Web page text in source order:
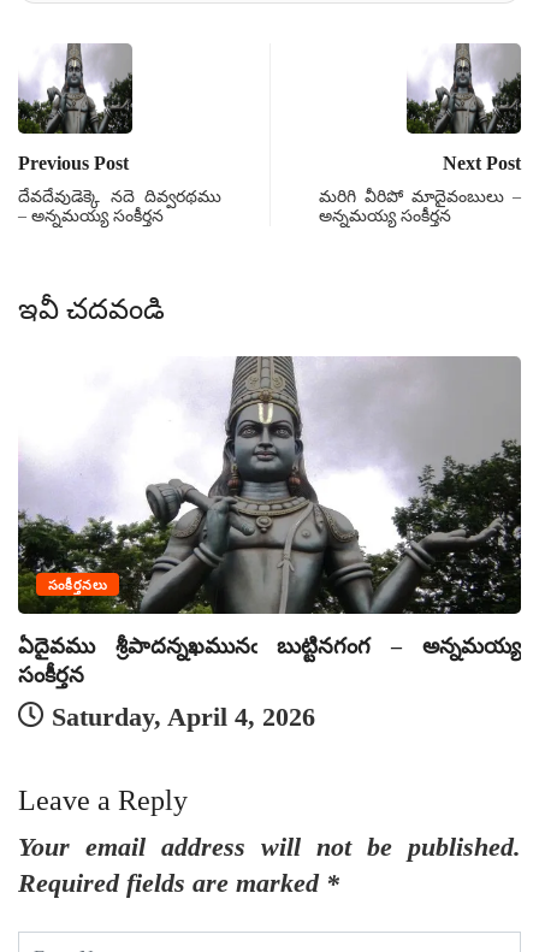
Previous Post
దేవదేవుడెక్కె నదె దివ్వరథము
– అన్నమయ్య సంకీర్తన
Next Post
మరిగి వీరిపో మాదైవంబులు –
అన్నమయ్య సంకీర్తన
ఇవీ చదవండి
సంకీర్తనలు
ఏదైవము శ్రీపాదన్నఖమునఁ బుట్టినగంగ – అన్నమయ్య
సంకీర్తన
Saturday, April 4, 2026
Leave a Reply
Your email address will not be published.
Required fields are marked *